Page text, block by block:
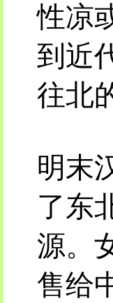
性凉
到近
往北
明末
了东
源。
售给